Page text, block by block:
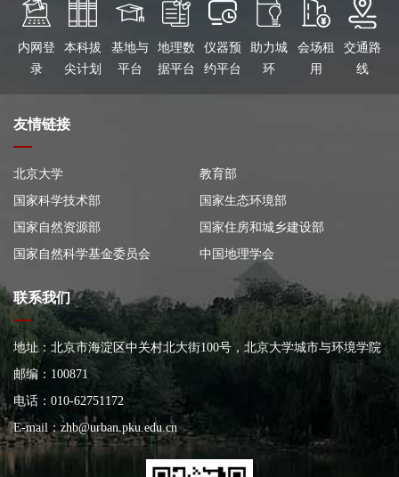
内网登
录
本科拔
尖计划
基地与
平台
地理数
据平台
仪器预
约平台
助力城
环
会场租
用
交通路
线
友情链接
北京大学
教育部
国家科学技术部
国家生态环境部
国家自然资源部
国家住房和城乡建设部
国家自然科学基金委员会
中国地理学会
联系我们
地址：北京市海淀区中关村北大街100号，北京大学城市与环境学院
大楼
邮编：100871
电话：010-62751172
E-mail：zhb@urban.pku.edu.cn